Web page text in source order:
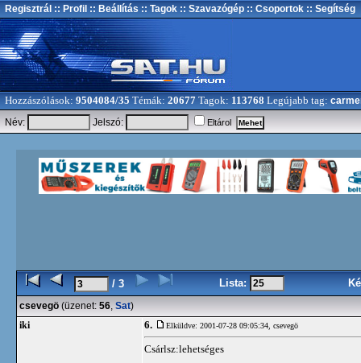
Regisztrál :: Profil :: Beállítás :: Tagok :: Szavazógép :: Csoportok :: Segítség
Hozzászólások: 9504084/35 Témák: 20677 Tagok: 113768 Legújabb tag:
Név:
Jelszó: Eltárol
/ 3 Lista:
csevegö (üzenet: 56, Sat)
iki 6. Elküldve: 2001-07-28 09:05:34, csevegö
Csárlsz:lehetséges